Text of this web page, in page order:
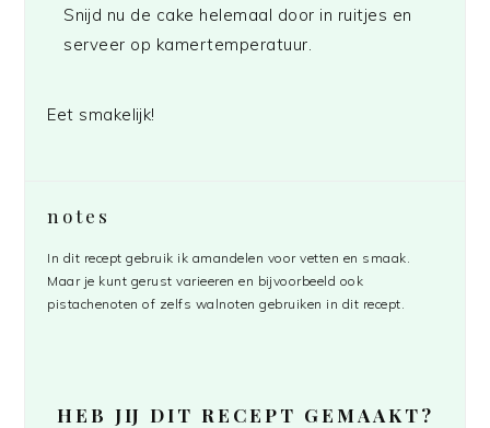
Snijd nu de cake helemaal door in ruitjes en
serveer op kamertemperatuur.
Eet smakelijk!
notes
In dit recept gebruik ik amandelen voor vetten en smaak.
Maar je kunt gerust varieeren en bijvoorbeeld ook
pistachenoten of zelfs walnoten gebruiken in dit recept.
HEB JIJ DIT RECEPT GEMAAKT?